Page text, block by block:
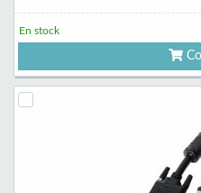
En stock